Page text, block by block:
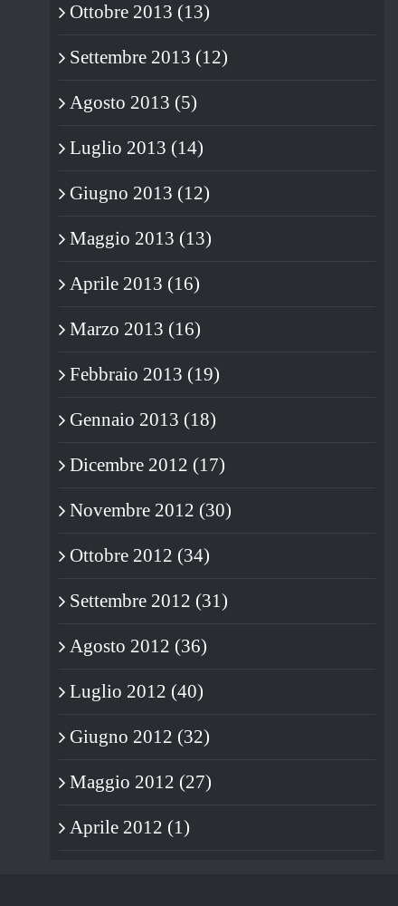
Ottobre 2013 (13)
Settembre 2013 (12)
Agosto 2013 (5)
Luglio 2013 (14)
Giugno 2013 (12)
Maggio 2013 (13)
Aprile 2013 (16)
Marzo 2013 (16)
Febbraio 2013 (19)
Gennaio 2013 (18)
Dicembre 2012 (17)
Novembre 2012 (30)
Ottobre 2012 (34)
Settembre 2012 (31)
Agosto 2012 (36)
Luglio 2012 (40)
Giugno 2012 (32)
Maggio 2012 (27)
Aprile 2012 (1)